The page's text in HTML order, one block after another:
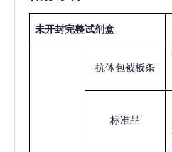
未开封完整试剂盒
抗体包被板条
标准品